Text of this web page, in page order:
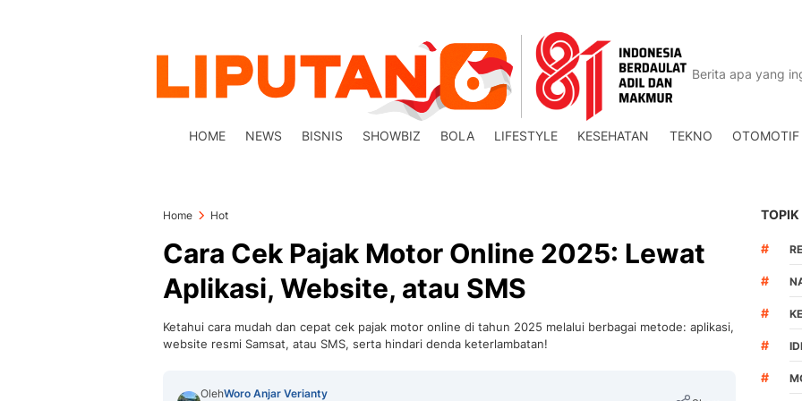
HOME NEWS BISNIS SHOWBIZ BOLA LIFESTYLE KESEHATAN TEKNO OTOMOTIF
Home Hot
Cara Cek Pajak Motor Online 2025: Lewat
Aplikasi, Website, atau SMS
Ketahui cara mudah dan cepat cek pajak motor online di tahun 2025 melalui berbagai metode: aplikasi,
website resmi Samsat, atau SMS, serta hindari denda keterlambatan!
OlehWoro Anjar Verianty
TOPIK
#
#
#
#
#